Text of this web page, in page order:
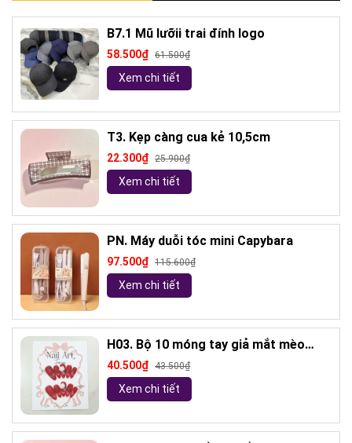
B7.1 Mũ lưỡii trai đính logo
58.500₫ 61.500₫
Xem chi tiết
T3. Kẹp càng cua kẻ 10,5cm
22.300₫ 25.900₫
Xem chi tiết
PN. Máy duỗi tóc mini Capybara
97.500₫ 115.600₫
Xem chi tiết
H03. Bộ 10 móng tay giả mắt mèo
kèm keo và giũa móng (ngẫu nhiên)
40.500₫ 43.500₫
Xem chi tiết